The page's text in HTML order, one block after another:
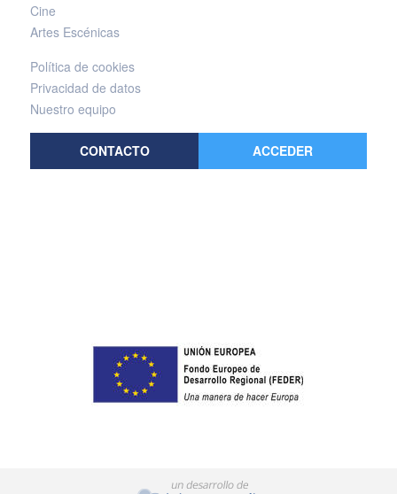
Cine
Artes Escénicas
Política de cookies
Privacidad de datos
Nuestro equipo
CONTACTO ACCEDER